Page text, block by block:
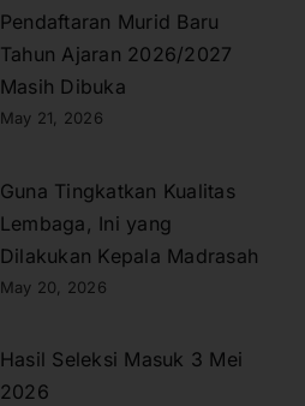
Pendaftaran Murid Baru
Tahun Ajaran 2026/2027
Masih Dibuka
May 21, 2026
Guna Tingkatkan Kualitas
Lembaga, Ini yang
Dilakukan Kepala Madrasah
May 20, 2026
Hasil Seleksi Masuk 3 Mei
2026